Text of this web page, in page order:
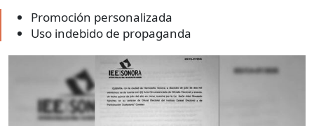
Promoción personalizada
Uso indebido de propaganda